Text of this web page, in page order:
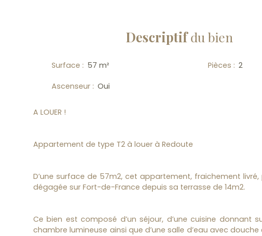
Descriptifdu bien
Surface : 57 m² Pièces : 2
Ascenseur : Oui
A LOUER !
Appartement de type T2 à louer à Redoute
D’une surface de 57m2, cet appartement, fraichement
dégagée sur Fort-de-France depuis sa terrasse de 14m2.
Ce bien est composé d’un séjour, d’une cuisine donnant
chambre lumineuse ainsi que d’une salle d’eau avec douche